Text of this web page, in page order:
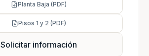
Planta Baja (PDF)
Pisos 1 y 2 (PDF)
Solicitar información